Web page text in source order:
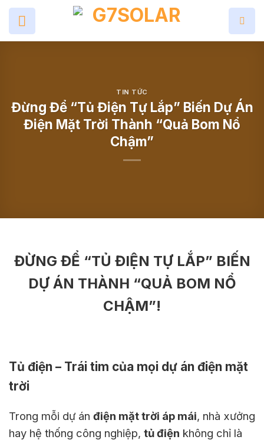
Skip
content
TIN TỨC
Đừng Để “Tủ Điện Tự Lắp” Biến Dự Án
Điện Mặt Trời Thành “Quả Bom Nổ
Chậm”
ĐỪNG ĐỂ “TỦ ĐIỆN TỰ LẮP” BIẾN
DỰ ÁN THÀNH “QUẢ BOM NỔ
CHẬM”!
Tủ điện – Trái tim của mọi dự án điện mặt
trời
Trong mỗi dự án điện mặt trời áp mái, nhà xưởng
hay hệ thống công nghiệp, tủ điện không chỉ là